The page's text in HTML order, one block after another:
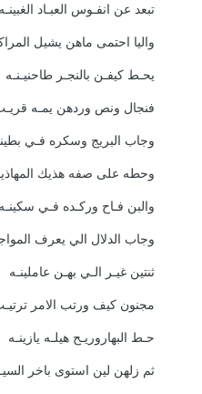
تبعد عن انفـوس العبـاد الغبينـه
واليا احتمى ماهن يشيل
يحـط كيفـن بالنجـر طاحنيـنـه
فنجال ونص وردهن يمـه
وجاب البريج وسكره فـي
وحطه على صفه هذيك
والبن فـاح وركـده فـي سكينـه
وجاب الدلال الي يعرف
ثنتين غيـر الـي بهـن عاملينـه
مجنون كيف ورتب الامر
حـط البهاروريـح هيلـه يازينـه
ثم زلهن لين استوى باخر